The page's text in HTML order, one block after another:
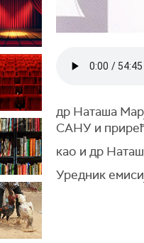
др Наташа
САНУ и
као и др
Уредник